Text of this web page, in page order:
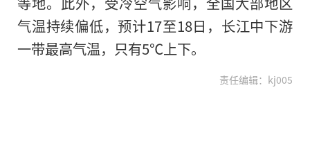
气温持续偏低，预计17至18日，长江中下游
一带最高气温，只有5℃上下。
责任编辑：kj005